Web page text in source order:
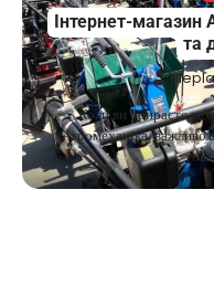
Інтернет-магазин
та
Коли ви обираєте
Агромеханіка, важливо